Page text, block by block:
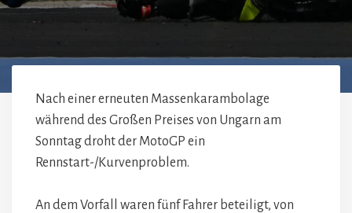
Nach einer erneuten Massenkarambolage
während des Großen Preises von Ungarn am
Sonntag droht der MotoGP ein
Rennstart-/Kurvenproblem.
An dem Vorfall waren fünf Fahrer beteiligt, von